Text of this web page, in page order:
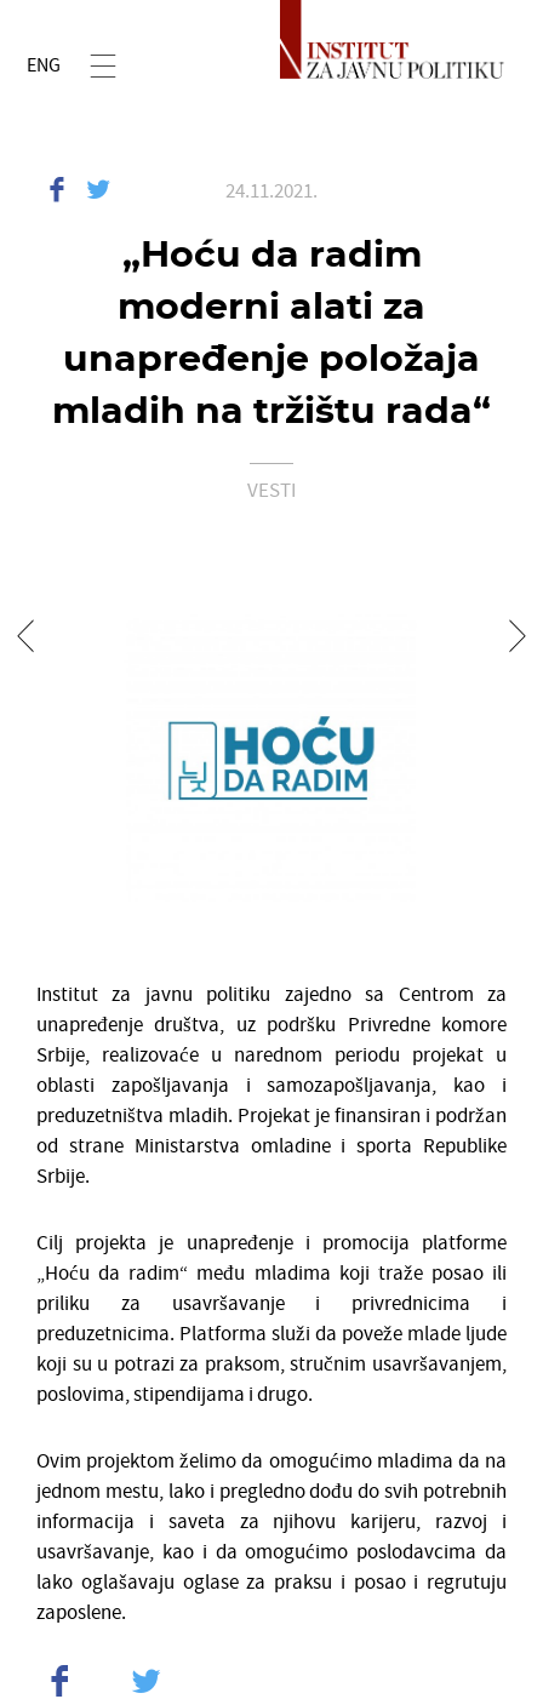
ENG
24.11.2021.
„Hoću da radim
moderni alati za
unapređenje položaja
mladih na tržištu rada“
VESTI
Institut za javnu politiku zajedno sa Centrom za
unapređenje društva, uz podršku Privredne komore
Srbije, realizovaće u narednom periodu projekat u
oblasti zapošljavanja i samozapošljavanja, kao i
preduzetništva mladih. Projekat je finansiran i podržan
od strane Ministarstva omladine i sporta Republike
Srbije.
Cilj projekta je unapređenje i promocija platforme
„Hoću da radim“ među mladima koji traže posao ili
priliku za usavršavanje i privrednicima i
preduzetnicima. Platforma služi da poveže mlade ljude
koji su u potrazi za praksom, stručnim usavršavanjem,
poslovima, stipendijama i drugo.
Ovim projektom želimo da omogućimo mladima da na
jednom mestu, lako i pregledno dođu do svih potrebnih
informacija i saveta za njihovu karijeru, razvoj i
usavršavanje, kao i da omogućimo poslodavcima da
lako oglašavaju oglase za praksu i posao i regrutuju
zaposlene.